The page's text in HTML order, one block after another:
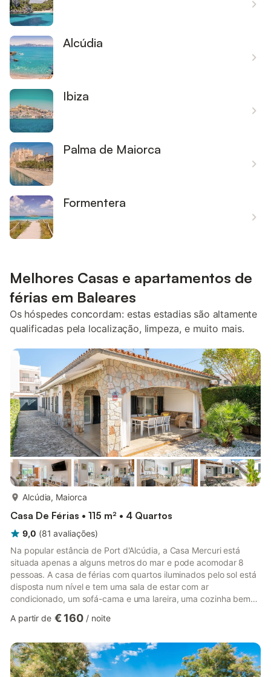
Alcúdia
Ibiza
Palma de Maiorca
Formentera
Melhores Casas e apartamentos de
férias em Baleares
Os hóspedes concordam: estas estadias são altamente
qualificadas pela localização, limpeza, e muito mais.
Alcúdia, Maiorca
Casa De Férias • 115 m² • 4 Quartos
9,0 (81 avaliações)
Na popular estância de Port d'Alcúdia, a Casa Mercuri está
situada apenas a alguns metros do mar e pode acomodar 8
pessoas. A casa de férias com quartos iluminados pelo sol está
disposta num nível e tem uma sala de estar com ar
condicionado, um sofá-cama e uma lareira, uma cozinha bem
desta casa de férias, ideal para crianças e acessível a cadeiras
uma cadeira alta. Pode estacionar o seu carro na rua em frente
à propriedade. O terraço coberto está equipado com mobiliário
de ja...
A partir de € 160 / noite